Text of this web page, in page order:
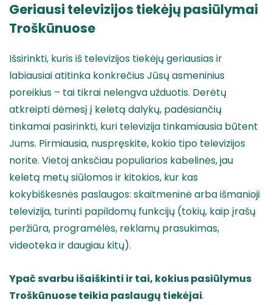
Geriausi televizijos tiekėjų pasiūlymai
Troškūnuose
Išsirinkti, kuris iš televizijos tiekėjų geriausias ir
labiausiai atitinka konkrečius Jūsų asmeninius
poreikius – tai tikrai nelengva užduotis. Derėtų
atkreipti dėmesį į keletą dalykų, padėsiančių
tinkamai pasirinkti, kuri televizija tinkamiausia būtent
Jums. Pirmiausia, nuspręskite, kokio tipo televizijos
norite. Vietoj anksčiau populiarios kabelinės, jau
keletą metų siūlomos ir kitokios, kur kas
kokybiškesnės paslaugos: skaitmeninė arba išmanioji
televizija, turinti papildomų funkcijų (tokių, kaip įrašų
peržiūra, programėlės, reklamų prasukimas,
videoteka ir daugiau kitų).
Ypač svarbu išaiškinti ir tai, kokius pasiūlymus
Troškūnuoseteikia paslaugų tiekėjai.